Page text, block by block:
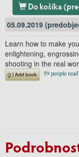
Do
05.09.2019
Learn how to make
enlightening,
shooting in the real